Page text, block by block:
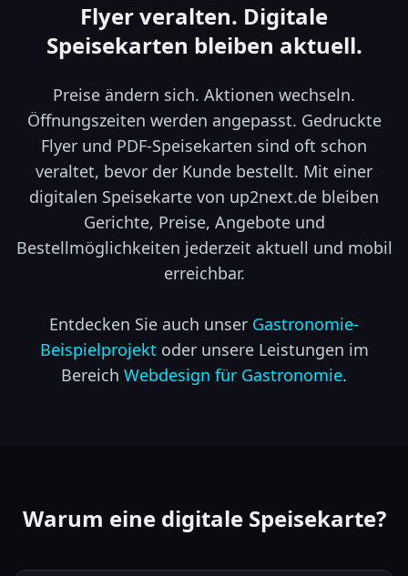
Flyer veralten. Digitale
Speisekarten bleiben aktuell.
Preise ändern sich. Aktionen wechseln.
Öffnungszeiten werden angepasst. Gedruckte
Flyer und PDF-Speisekarten sind oft schon
veraltet, bevor der Kunde bestellt. Mit einer
digitalen Speisekarte von up2next.de bleiben
Gerichte, Preise, Angebote und
Bestellmöglichkeiten jederzeit aktuell und mobil
erreichbar.
Entdecken Sie auch unser Gastronomie-
Beispielprojekt oder unsere Leistungen im
Bereich Webdesign für Gastronomie.
Warum eine digitale Speisekarte?